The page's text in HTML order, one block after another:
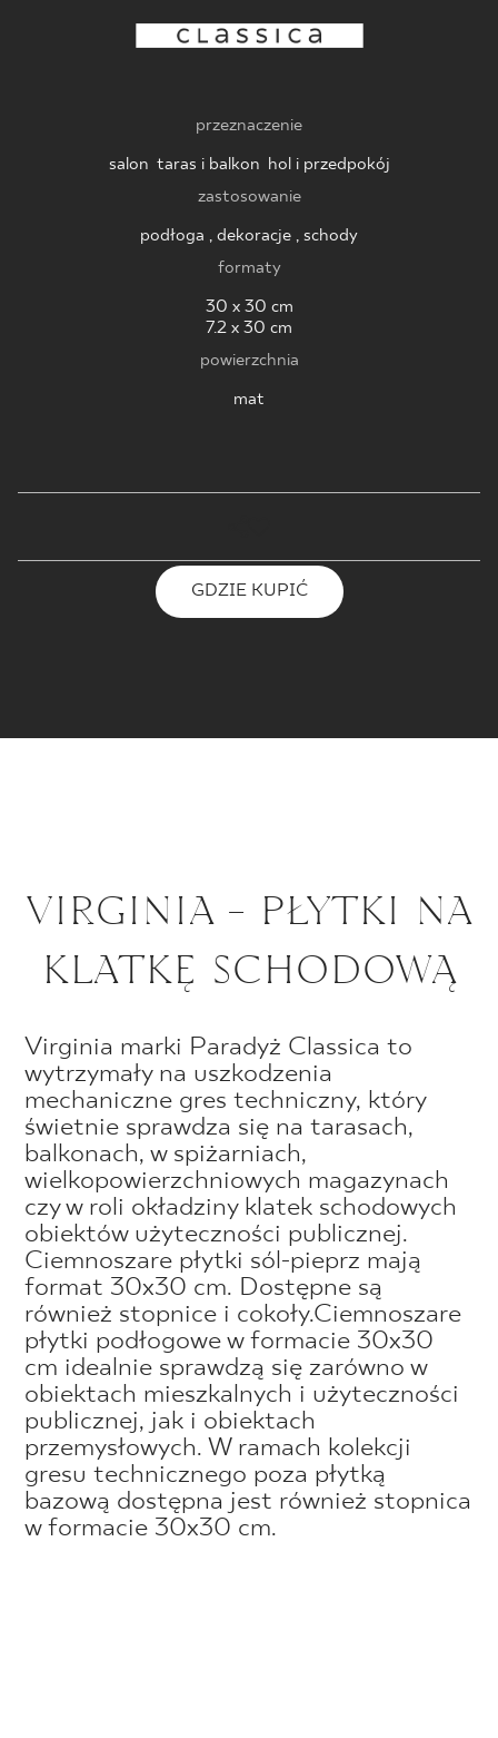
BLOG
O NAS
MÓJ PROFIL
przeznaczenie
salon taras i balkon hol i przedpokój
zastosowanie
podłoga , dekoracje , schody
formaty
30 x 30 cm
7.2 x 30 cm
powierzchnia
mat
GDZIE KUPIĆ
VIRGINIA - PŁYTKI NA
KLATKĘ SCHODOWĄ
Virginia marki Paradyż Classica to
wytrzymały na uszkodzenia
mechaniczne gres techniczny, który
świetnie sprawdza się na tarasach,
balkonach, w spiżarniach,
wielkopowierzchniowych magazynach
czy w roli okładziny klatek schodowych
obiektów użyteczności publicznej.
Ciemnoszare płytki sól-pieprz mają
format 30x30 cm. Dostępne są
również stopnice i cokoły.Ciemnoszare
płytki podłogowe w formacie 30x30
cm idealnie sprawdzą się zarówno w
obiektach mieszkalnych i użyteczności
publicznej, jak i obiektach
przemysłowych. W ramach kolekcji
gresu technicznego poza płytką
bazową dostępna jest również stopnica
w formacie 30x30 cm.